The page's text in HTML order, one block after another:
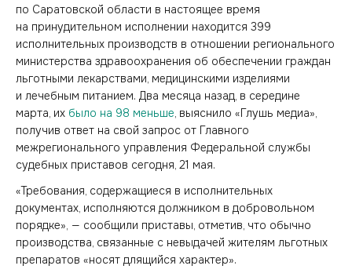
по Саратовской области в настоящее время
на принудительном исполнении находится 399
исполнительных производств в отношении регионального
министерства здравоохранения об обеспечении граждан
льготными лекарствами, медицинскими изделиями
и лечебным питанием. Два месяца назад, в середине
марта, их было на 98 меньше, выяснило «Глушь медиа»,
получив ответ на свой запрос от Главного
межрегионального управления Федеральной службы
судебных приставов сегодня, 21 мая.
«Требования, содержащиеся в исполнительных
документах, исполняются должником в добровольном
порядке», — сообщили приставы, отметив, что обычно
производства, связанные с невыдачей жителям льготных
препаратов «носят длящийся характер».